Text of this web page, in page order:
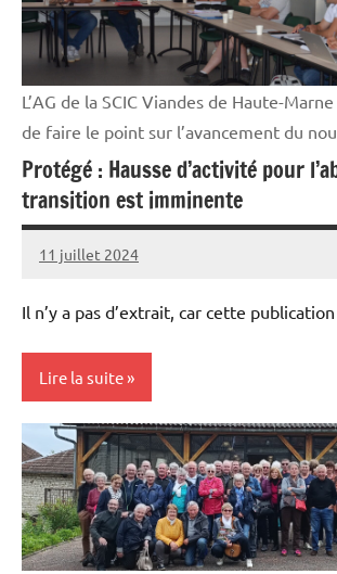
L’AG de la SCIC Viandes de Haute-
de faire le point sur l’avancement du
Protégé : Hausse d’activité pour
transition est imminente
11 juillet 2024
Thibaut
Il n’y a pas d’extrait, car cette
Lire la suite
Elevages
Vie
professionnelle